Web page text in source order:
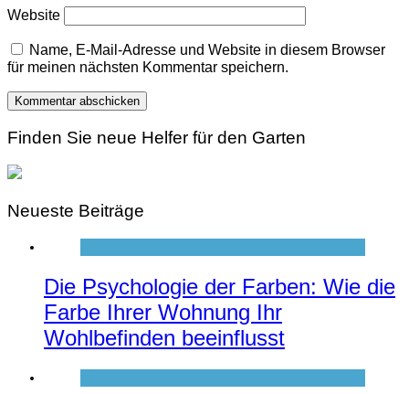
Website
Name, E-Mail-Adresse und Website in diesem Browser
für meinen nächsten Kommentar speichern.
Finden Sie neue Helfer für den Garten
Neueste Beiträge
Die Psychologie der Farben: Wie die
Farbe Ihrer Wohnung Ihr
Wohlbefinden beeinflusst